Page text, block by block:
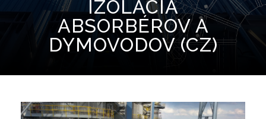
IZOLÁCIA
ABSORBÉROV A
DYMOVODOV (CZ)